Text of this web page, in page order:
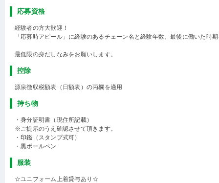
応募資格
経験者の方大歓迎！
「応募時アピール」に経験のあるチェーン名と経験年数、最後に働いた時
最低限の身だしなみをお願いします。
控除
源泉徴収税額表（日額表）の丙欄を適用
持ち物
・身分証明書（現住所記載）
※ご提示のうえ確認させて頂きます。
・印鑑（スタンプ式可）
・黒ボールペン
服装
☆ユニフォーム上着貸与あり☆